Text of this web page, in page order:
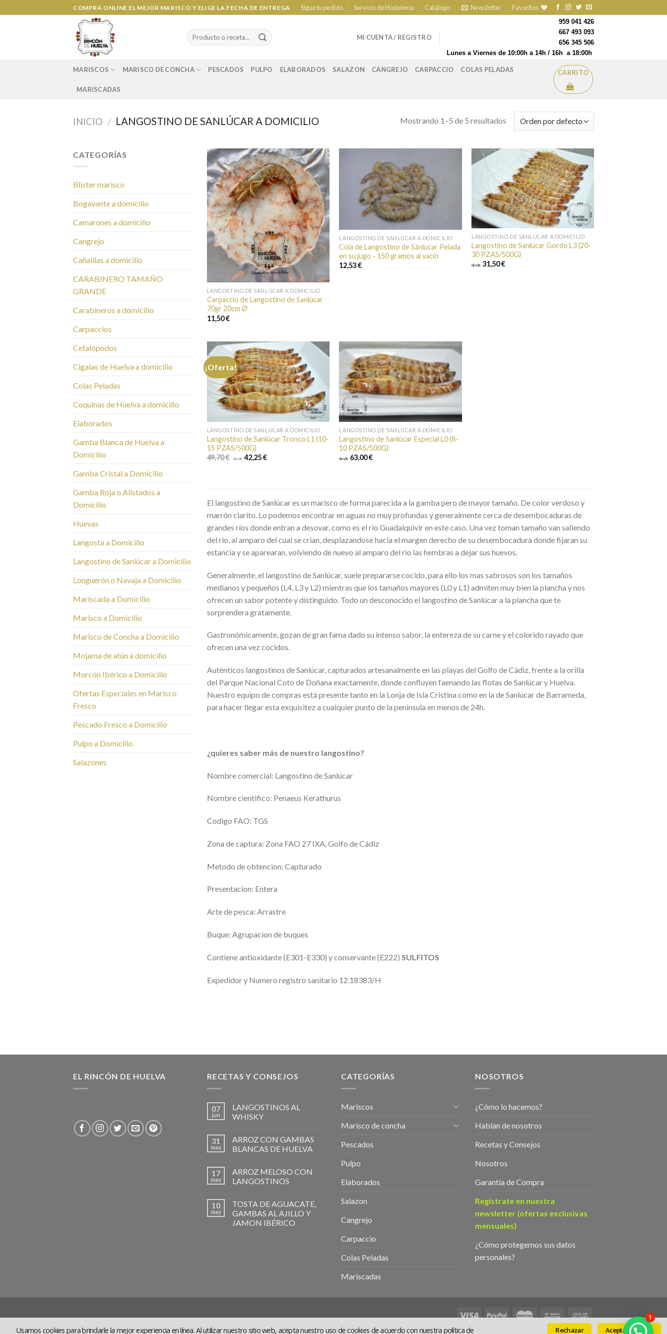
Usamos cookies para brindarle la mejor experiencia en línea. Al utilizar nuestro sitio web, acepta nuestro uso de cookies de acuerdo con nuestra política de Aceptar cookies
Rechazar
al
COMPRA ONLINE EL MEJOR MARISCO Y ELIGE LA FECHA DE ENTREGA Sigue tu pedido Servicio de Hostelería Catálogo Newsletter Favoritos
Search
for:
MI CUENTA / REGISTRO
959 041 426
667 493 093
656 345 506
Lunes a Viernes de 10:00h a 14h / 16h a 18:00h
MARISCOS MARISCO DE CONCHA PESCADOS PULPO ELABORADOS SALAZON CANGREJO CARPACCIO COLAS PELADAS
MARISCADAS
CARRITO
INICIO / LANGOSTINO DE SANLÚCAR A DOMICILIO Mostrando 1–5 de 5 resultados
CATEGORÍAS
Blister marisco
Bogavante a domicilio
Camarones a domicilio
Cangrejo
Cañaillas a domicilio
CARABINERO TAMAÑO
GRANDE
Carabineros a domicilio
Carpaccios
Cefalópodos
Cigalas de Huelva a domicilio
Colas Peladas
Coquinas de Huelva a domicilio
Elaborados
Gamba Blanca de Huelva a
Domicilio
Gamba Cristal a Domicilio
Gamba Roja o Alistados a
Domicilio
Huevas
Langosta a Domicilio
Langostino de Sanlúcar a Domicilio
Longuerón o Navaja a Domicilio
Mariscada a Domicilio
Marisco a Domicilio
Marisco de Concha a Domicilio
Mojama de atún a domicilio
Morcón Ibérico a Domicilio
Ofertas Especiales en Marisco
Fresco
Pescado Fresco a Domicilio
Pulpo a Domicilio
Salazones
Añadir a
favoritos
LANGOSTINO DE SANLÚCAR A DOMICILIO
Carpaccio de Langostino de Sanlúcar
70gr 20cm Ø
11,50 €
favoritos
LANGOSTINO DE SANLÚCAR A DOMICILIO
Cola de Langostino de Sánlucar Pelada
en su jugo - 150 gramos al vacío
12,53 €
Añadir a
favoritos
LANGOSTINO DE SANLÚCAR A DOMICILIO
Langostino de Sanlúcar Gordo L3 (20-
30 PZAS/500G)
desde 31,50 €
¡Oferta!
Añadir a
favoritos
LANGOSTINO DE SANLÚCAR A DOMICILIO
Langostino de Sanlúcar Tronco L1 (10-
15 PZAS/500G)
49,70 €
desde 42,25 €
Añadir a
favoritos
LANGOSTINO DE SANLÚCAR A DOMICILIO
Langostino de Sanlúcar Especial L0 (8-
10 PZAS/500G)
desde 63,00 €
El langostino de Sanlúcar es un marisco de forma parecida a la gamba pero de mayor tamaño. De color verdoso y
marrón clarito. Lo podemos encontrar en aguas no muy profundas y generalmente cerca de desembocaduras de
grandes ríos donde entran a desovar, como es el rio Guadalquivir en este caso. Una vez toman tamaño van saliendo
del rio, al amparo del cual se crian, desplazandose hacia el margen derecho de su desembocadura donde fijaran su
estancia y se aparearan, volviendo de nuevo al amparo del rio las hembras a dejar sus huevos.
Generalmente, el langostino de Sanlúcar, suele prepararse cocido, para ello los mas sabrosos son los tamaños
medianos y pequeños (L4, L3 y L2) mientras que los tamaños mayores (L0 y L1) admiten muy bien la plancha y nos
ofrecen un sabor potente y distinguido. Todo un desconocido el langostino de Sanlúcar a la plancha que te
sorprendera gratamente.
Gastronómicamente, gozan de gran fama dado su intenso sabor, la entereza de su carne y el colorido rayado que
ofrecen una vez cocidos.
Auténticos langostinos de Sanlúcar, capturados artesanalmente en las playas del Golfo de Cádiz, frente a la orilla
del Parque Nacional Coto de Doñana exactamente, donde confluyen faenando las flotas de Sanlúcar y Huelva.
Nuestro equipo de compras está presente tanto en la Lonja de Isla Cristina como en la de Sanlucar de Barrameda,
para hacer llegar esta exquisitez a cualquier punto de la peninsula en menos de 24h.
¿quieres saber más de nuestro langostino?
Nombre comercial: Langostino de Sanlúcar
Nombre cientifico: Penaeus Kerathurus
Codigo FAO: TGS
Zona de captura: Zona FAO 27 IXA, Golfo de Cádiz
Metodo de obtencion: Capturado
Presentacion: Entera
Arte de pesca: Arrastre
Buque: Agrupacion de buques
Contiene antioxidante (E301-E330) y conservante (E222) SULFITOS
Expedidor y Numero registro sanitario 12.18383/H
EL RINCÓN DE HUELVA RECETAS Y CONSEJOS
07
jun
LANGOSTINOS AL
WHISKY
31
may
ARROZ CON GAMBAS
BLANCAS DE HUELVA
17
may
ARROZ MELOSO CON
LANGOSTINOS
10
may
TOSTA DE AGUACATE,
GAMBAS AL AJILLO Y
JAMON IBÉRICO
CATEGORÍAS
Mariscos
Marisco de concha
Pescados
Pulpo
Elaborados
Salazon
Cangrejo
Carpaccio
Colas Peladas
Mariscadas
NOSOTROS
¿Cómo lo hacemos?
Hablan de nosotros
Recetas y Consejos
Nosotros
Garantía de Compra
Regístrate en nuestra
newsletter (ofertas exclusivas
mensuales)
¿Cómo protegemos sus datos
personales?
CONTACTO HABLAN DE NOSOTROS AVISO LEGAL COOKIES POLÍTICA DE PRIVACIDAD COVID-19 TÉRMINOS Y CONDICIONES
1